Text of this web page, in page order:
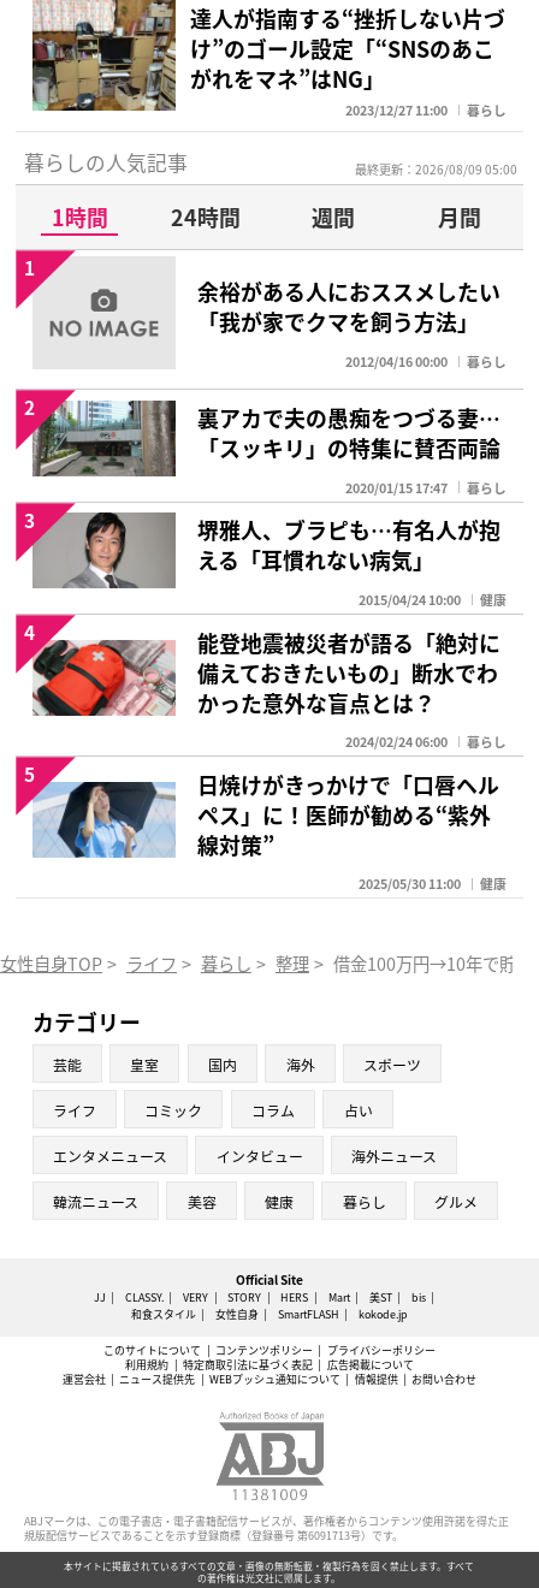
達人が指南する“挫折しない片づ
け”のゴール設定「“SNSのあこ
がれをマネ”はNG」
2023/12/27 11:00 暮らし
暮らしの人気記事 最終更新：2026/08/09 05:00
1時間 24時間 週間 月間
余裕がある人におススメしたい
「我が家でクマを飼う方法」
2012/04/16 00:00 暮らし
1
裏アカで夫の愚痴をつづる妻…
「スッキリ」の特集に賛否両論
2020/01/15 17:47 暮らし
2
堺雅人、ブラピも…有名人が抱
える「耳慣れない病気」
2015/04/24 10:00 健康
3
能登地震被災者が語る「絶対に
備えておきたいもの」断水でわ
かった意外な盲点とは？
2024/02/24 06:00 暮らし
4
日焼けがきっかけで「口唇ヘル
ペス」に！医師が勧める“紫外
線対策”
2025/05/30 11:00 健康
5
女性自身TOP > ライフ > 暮らし > 整理 > 借金100万円→10年で貯蓄
カテゴリー
芸能 皇室 国内 海外 スポーツ
ライフ コミック コラム 占い
エンタメニュース インタビュー 海外ニュース
韓流ニュース 美容 健康 暮らし グルメ
Official Site
JJ CLASSY. VERY STORY HERS Mart 美ST
bis
和食スタイル
女性自身 SmartFLASH kokode.jp
このサイトについて コンテンツポリシー
プライバシーポリシー
利用規約
特定商取引法に基づく表記
広告掲載について
運営会社
ニュース提供先 WEBプッシュ通知について 情報提供 お問い合わせ
ABJマークは、この電子書店・電子書籍配信サービスが、著作権者からコンテンツ使用許諾を得た正
規版配信サービスであることを示す登録商標（登録番号 第6091713号）です。
本サイトに掲載されているすべての文章・画像の無断転載・複製行為を固く禁止します。すべて
の著作権は光文社に帰属します。